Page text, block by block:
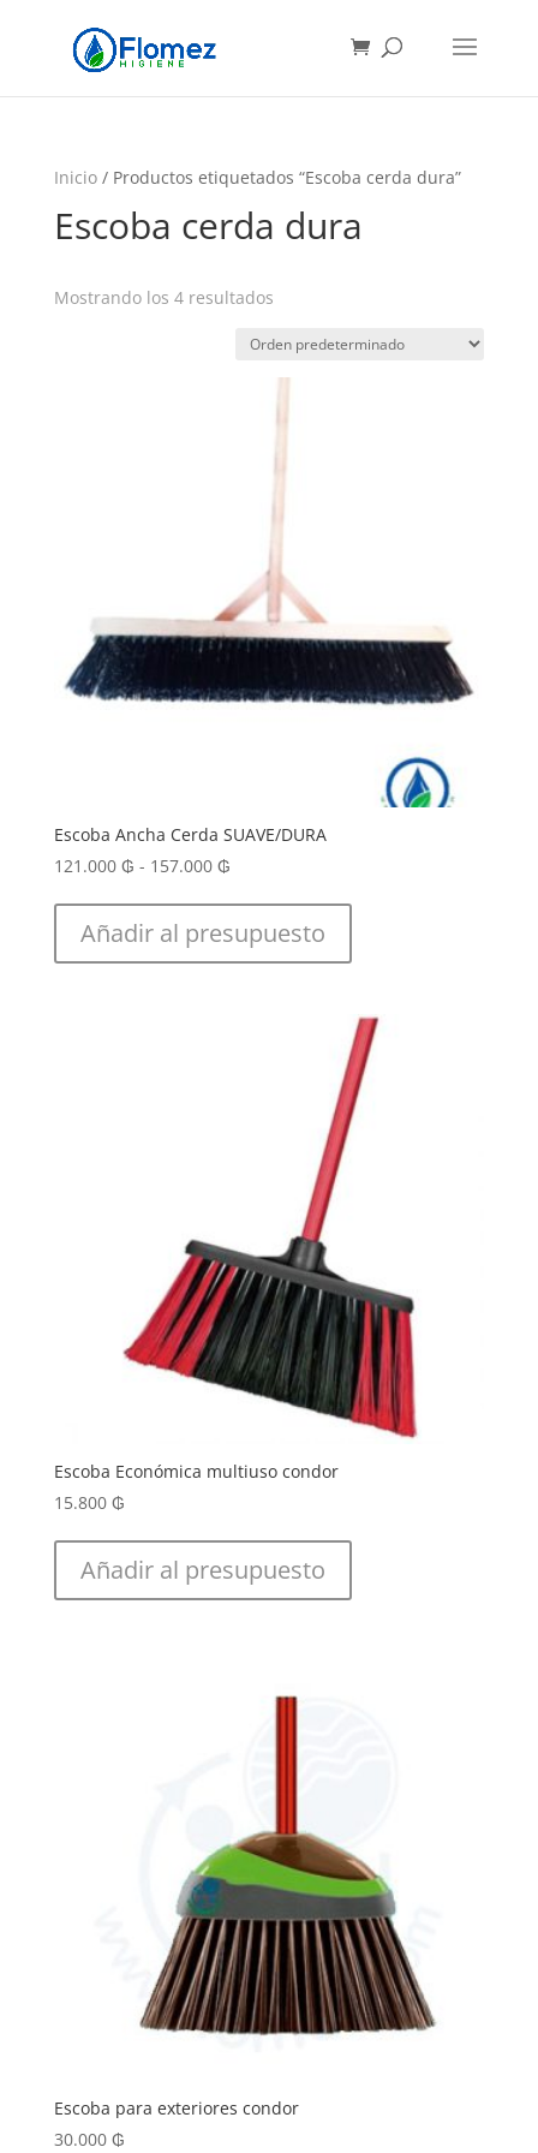
productos
Inicio/ Productos etiquetados “Escoba cerda dura”
Escoba cerda dura
Mostrando los 4 resultados
Escoba Ancha Cerda SUAVE/DURA
121.000 ₲ - 157.000 ₲Rango
desde
Añadir al presupuesto
Escoba Económica multiuso condor
15.800 ₲
Añadir al presupuesto
Escoba para exteriores condor
30.000 ₲